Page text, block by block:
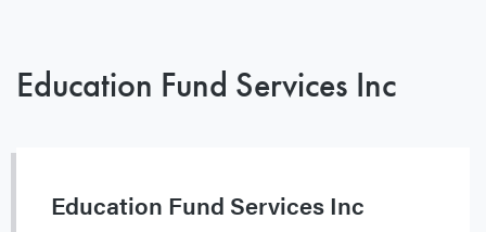
Education Fund Services Inc
Education Fund Services Inc